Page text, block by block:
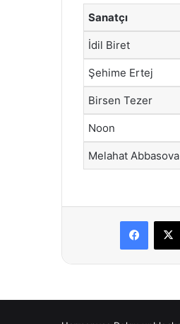
Sanatçı
İdil Biret
Şehime Ertej
Birsen Tezer
Noon
Melahat Abbasova